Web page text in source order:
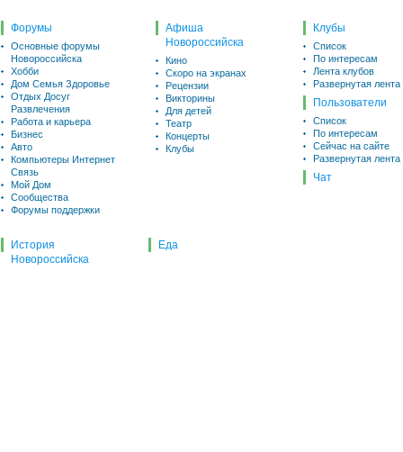
Форумы
Основные форумы
Новороссийска
Хобби
Дом Семья Здоровье
Отдых Досуг
Развлечения
Работа и карьера
Бизнес
Авто
Компьютеры Интернет
Связь
Мой Дом
Сообщества
Форумы поддержки
Афиша
Новороссийска
Кино
Скоро на экранах
Рецензии
Викторины
Для детей
Театр
Концерты
Клубы
Клубы
Список
По интересам
Лента клубов
Развернутая лента
Пользователи
Список
По интересам
Сейчас на сайте
Развернутая лента
Чат
История
Новороссийска
Еда